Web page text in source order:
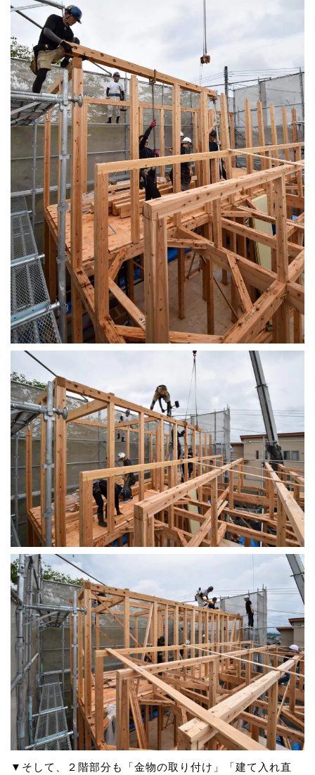
▼そして、２階部分も「金物の取り付け」「建て入れ直